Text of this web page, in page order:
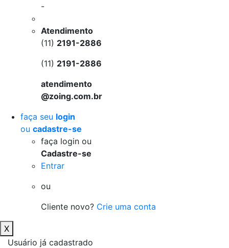
-
Atendimento
(11) 2191-2886
(11) 2191-2886
atendimento
@zoing.com.br
faça seu login
ou cadastre-se
faça login ou
Cadastre-se
Entrar
ou
Cliente novo? Crie uma conta
X
Usuário já cadastrado